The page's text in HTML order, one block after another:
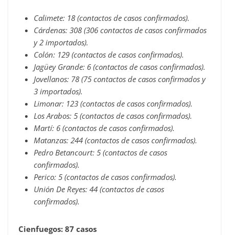
Calimete: 18 (contactos de casos confirmados).
Cárdenas: 308 (306 contactos de casos confirmados
y 2 importados).
Colón: 129 (contactos de casos confirmados).
Jagüey Grande: 6 (contactos de casos confirmados).
Jovellanos: 78 (75 contactos de casos confirmados y
3 importados).
Limonar: 123 (contactos de casos confirmados).
Los Arabos: 5 (contactos de casos confirmados).
Martí: 6 (contactos de casos confirmados).
Matanzas: 244 (contactos de casos confirmados).
Pedro Betancourt: 5 (contactos de casos
confirmados).
Perico: 5 (contactos de casos confirmados).
Unión De Reyes: 44 (contactos de casos
confirmados).
Cienfuegos: 87 casos